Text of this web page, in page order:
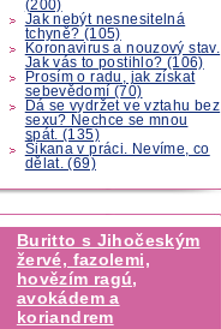
(200)
Jak nebýt nesnesitelná
tchyně? (105)
Koronavirus a nouzový stav.
Jak vás to postihlo? (106)
Prosím o radu, jak získat
sebevědomí (70)
Dá se vydržet ve vztahu bez
sexu? Nechce se mnou
spát. (135)
Šikana v práci. Nevíme, co
dělat. (69)
Buritto s Jihočeským
žervé, fazolemi,
hovězím ragú,
avokádem a
koriandrem